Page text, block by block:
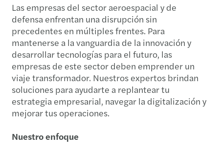
Las empresas del sector aeroespacial y de
defensa enfrentan una disrupción sin
precedentes en múltiples frentes. Para
mantenerse a la vanguardia de la innovación y
desarrollar tecnologías para el futuro, las
empresas de este sector deben emprender un
viaje transformador. Nuestros expertos brindan
soluciones para ayudarte a replantear tu
estrategia empresarial, navegar la digitalización y
mejorar tus operaciones.
Nuestro enfoque